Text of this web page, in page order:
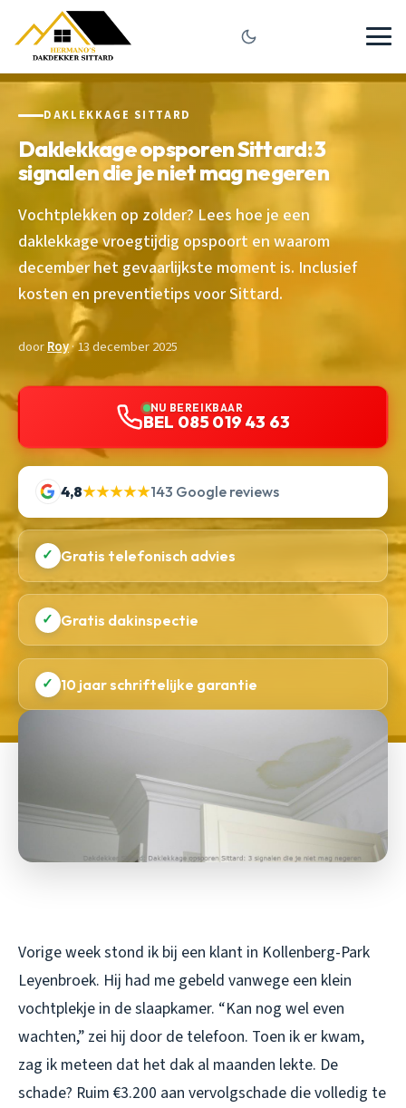
DAKLEKKAGE SITTARD
Daklekkage opsporen Sittard: 3
signalen die je niet mag negeren
Vochtplekken op zolder? Lees hoe je een
daklekkage vroegtijdig opspoort en waarom
december het gevaarlijkste moment is. Inclusief
kosten en preventietips voor Sittard.
doorRoy· 13 december 2025
NU BEREIKBAAR
BEL 085 019 43 63
4,8★★★★★143 Google reviews
✓ Gratis telefonisch advies
✓ Gratis dakinspectie
✓ 10 jaar schriftelijke garantie
Vorige week stond ik bij een klant in Kollenberg-Park
Leyenbroek. Hij had me gebeld vanwege een klein
vochtplekje in de slaapkamer. “Kan nog wel even
wachten,” zei hij door de telefoon. Toen ik er kwam,
zag ik meteen dat het dak al maanden lekte. De
schade? Ruim €3.200 aan vervolgschade die volledig te